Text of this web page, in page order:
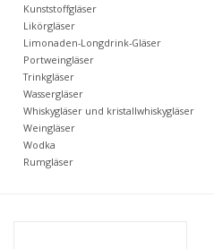
Kunststoffgläser
Likörgläser
Limonaden-Longdrink-Gläser
Portweingläser
Trinkgläser
Wassergläser
Whiskygläser und kristallwhiskygläser
Weingläser
Wodka
Rumgläser